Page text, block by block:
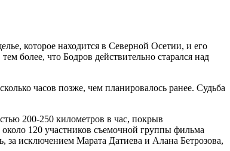
которое находится в Северной Осетии, и его
более, что Бодров действительно старался над
часов позже, чем планировалось ранее. Судьба
200-250 километров в час, покрыв
120 участников съемочной группы фильма
за исключением Марата Датиева и Алана Бетрозова,